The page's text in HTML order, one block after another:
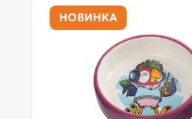
НОВИНКА